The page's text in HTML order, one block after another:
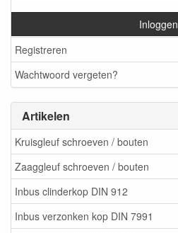
Inloggen
Registreren
Wachtwoord vergeten?
Artikelen
Kruisgleuf schroeven / bouten
Zaaggleuf schroeven / bouten
Inbus clinderkop DIN 912
Inbus verzonken kop DIN 7991